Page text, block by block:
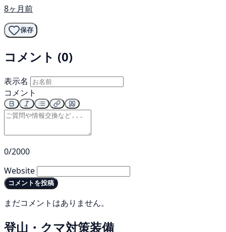
8ヶ月前
保存
コメント (0)
表示名
コメント
0/2000
Website
コメントを投稿
まだコメントはありません。
登山・クマ対策装備